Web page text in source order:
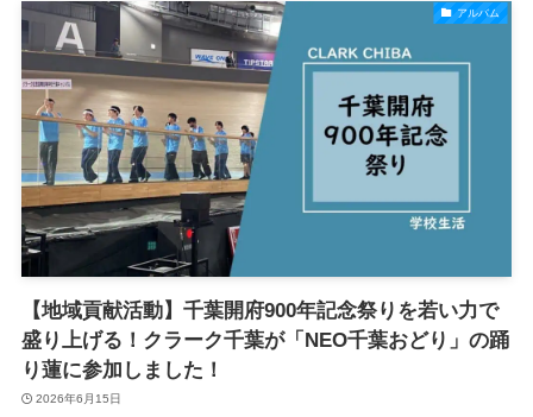
アルバム
【地域貢献活動】千葉開府900年記念祭りを若い力で
盛り上げる！クラーク千葉が「NEO千葉おどり」の踊
り蓮に参加しました！
2026年6月15日